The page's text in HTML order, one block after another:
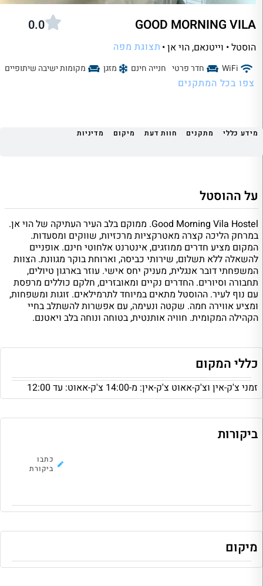
GOOD MORNING VILA
0.0
הוסטל • וייטנאם, הוי אן • תצוגת מפה
WiFi חדר פרטי חנייה חינם מזגן מקומות ישיבה שיתופיים
צפו בכל המתקנים
מידע כללי מתקנים חוות דעת מיקום מדיניות
על ההוסטל
Good Morning Vila Hostel. ממוקם בלב העיר העתיקה של הוי אן.
במרחק הליכה קצרה מאטרקציות מרכזיות, שווקים ומסעדות.
המקום מציע חדרים ממוזגים, אינטרנט אלחוטי חינם. אופניים
להשאלה ללא תשלום, שירותי כביסה, וארוחת בוקר מגוונת. הצוות
המשפחתי דובר אנגלית, מעניק יחס אישי. עוזר בארגון טיולים,
תחבורה וסיורים. החדרים נקיים ומאובזרים, חלקם כוללים מרפסת
עם נוף לעיר. ההוסטל מתאים במיוחד לתרמילאים. זוגות ומשפחות,
ומציע אווירה חמה. שקטה ונעימה, עם אפשרות להשתלב בחיי
הקהילה המקומית. חוויה אותנטית, בטוחה ונוחה בלב ויאטנם.
כללי המקום
זמני צ'ק-אין וצ'ק-אאוט צ'ק-אין: מ-14:00 צ'ק-אאוט: עד 12:00
ביקורות
כתבו
ביקורת
מיקום